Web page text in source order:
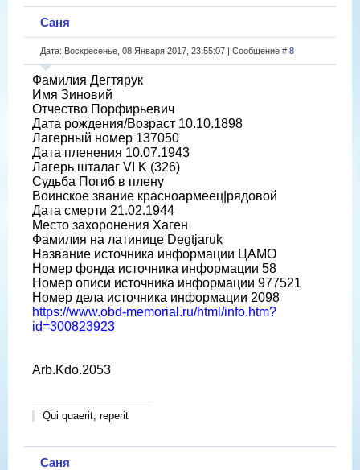
Саня
Дата: Воскресенье, 08 Января 2017, 23:55:07 | Сообщение # 8
Фамилия Дегтярук
Имя Зиновий
Отчество Порфирьевич
Дата рождения/Возраст 10.10.1898
Лагерный номер 137050
Дата пленения 10.07.1943
Лагерь шталаг VI K (326)
Судьба Погиб в плену
Воинское звание красноармеец|рядовой
Дата смерти 21.02.1944
Место захоронения Хаген
Фамилия на латинице Degtjaruk
Название источника информации ЦАМО
Номер фонда источника информации 58
Номер описи источника информации 977521
Номер дела источника информации 2098
https://www.obd-memorial.ru/html/info.htm?
id=300823923
Arb.Kdo.2053
Qui quaerit, reperit
Саня